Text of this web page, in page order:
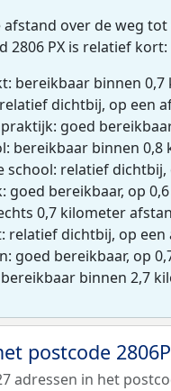
afstand over de weg
2806 PX is relatief kort:
bereikbaar binnen 0,7
dichtbij, op een
goed
bereikbaar binnen 0,8
school: relatief
goed bereikbaar, op
0,7 kilometer
relatief dichtbij, op een
goed bereikbaar, op
binnen 2,7
postcode
adressen in het